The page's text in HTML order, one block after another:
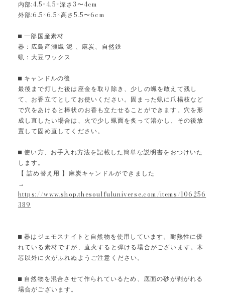
内部:4.5×4.5×深さ3〜4cm
外部:6.5×6.5×高さ5.5〜6cm
⬛︎ 一部国産素材
器：広島産瀬織 泥 、麻炭、自然鉄
蝋：大豆ワックス
⬛︎ キャンドルの後
最後まで灯した後は座金を取り除き、少しの蝋を敢えて残し
て、お香立てとしてお使いください。固まった蝋に爪楊枝など
で穴をあけると棒状のお香も立たせることができます。穴を形
成し直したい場合は、火で少し蝋面を炙って溶かし、その後放
置して固め直してください。
⬛︎ 使い方、お手入れ方法を記載した簡単な説明書をおつけいた
します。
【 詰め替え用 】麻炭キャンドルができました
→
https://www.shop.thesoulfuluniverse.com/items/106256
389
⬛︎ 器はジェモスナイトと自然物を使用しています。耐熱性に優
れている素材ですが、直火すると弾ける場合がございます。木
芯以外に火がふれぬようご注意ください。
⬛︎ 自然物を混合させて作られているため、底面の砂が剥がれる
場合がございます。